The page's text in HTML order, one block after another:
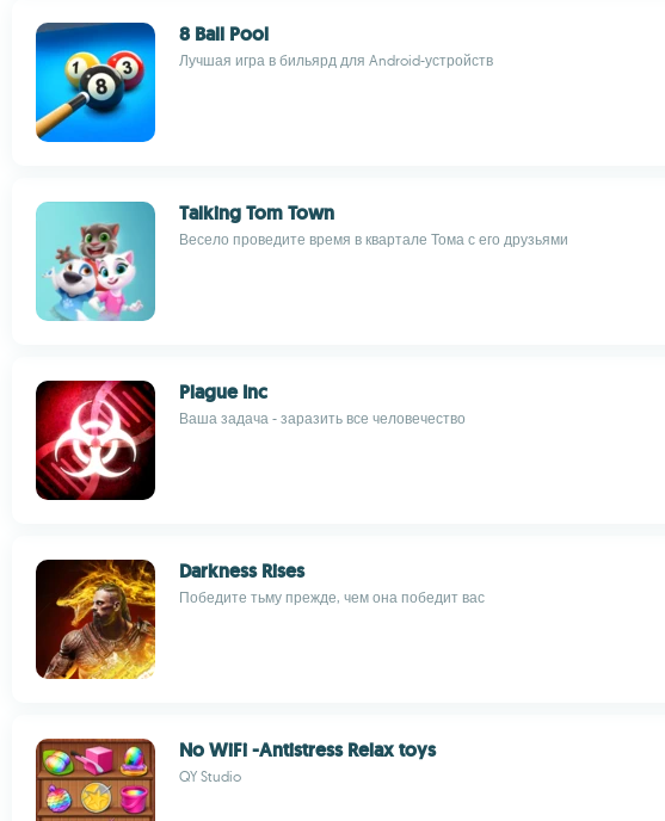
8 Ball Pool
Лучшая игра в бильярд для Android-устройств
Talking Tom Town
Весело проведите время в квартале Тома с его друзьями
Plague Inc
Ваша задача - заразить все человечество
Darkness Rises
Победите тьму прежде, чем она победит вас
No WiFi -Antistress Relax toys
QY Studio